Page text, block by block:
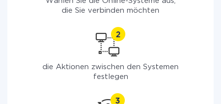
die Sie verbinden möchten
die Aktionen zwischen den Systemen
festlegen